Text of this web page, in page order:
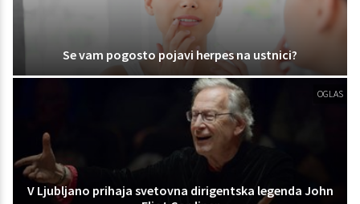
Se vam pogosto pojavi herpes na ustnici?
OGLAS
V Ljubljano prihaja svetovna dirigentska legenda John